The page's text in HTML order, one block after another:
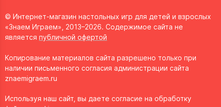
© Интернет-магазин настольных игр для детей и взрослых
«Знаем Играем», 2013–2026. Содержимое сайта не
является публичной офертой
Копирование материалов сайта разрешено только при
наличии письменного согласия администрации сайта
znaemigraem.ru
Используя наш сайт, вы даете согласие на обработку